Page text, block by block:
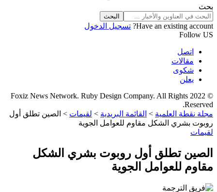
بحث
Have an existing account?
تسجيل الدخول
Follow US
اتصل
مقالات
شكوى
يعلن
© 2022 Foxiz News Network. Ruby Design Company. All Rights
Reserved.
مجلة نقطة العلمية > القائمة البريدية > لقيمات > الصين تطلق أول
روبوت بشري الشكل مقاوم للعوامل الجوية
لقيمات
الصين تطلق أول روبوت بشري الشكل
مقاوم للعوامل الجوية